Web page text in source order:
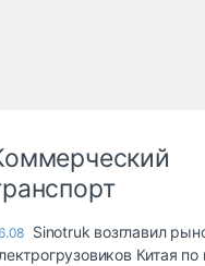
Sinotruk возглавил
Китая по